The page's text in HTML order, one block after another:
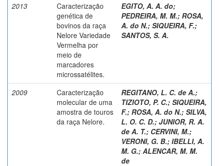
2013
Caracterização
genética de
bovinos da raça
Nelore Variedade
Vermelha por
meio de
marcadores
microssatélites.
EGITO, A. A. do;
PEDREIRA, M. M.; ROSA,
A. do N.; SIQUEIRA, F.;
SANTOS, S. A.
2009
Caracterização
molecular de uma
amostra de touros
da raça Nelore.
REGITANO, L. C. de A.;
TIZIOTO, P. C.; SIQUEIRA,
F.; ROSA, A. do N.; SILVA,
L. O. C. D.; JUNIOR, R. A.
de A. T.; CERVINI, M.;
VERONI, G. B.; IBELLI, A.
M. G.; ALENCAR, M. M.
de